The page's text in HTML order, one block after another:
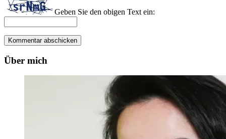
Geben Sie den obigen Text ein:
Über mich